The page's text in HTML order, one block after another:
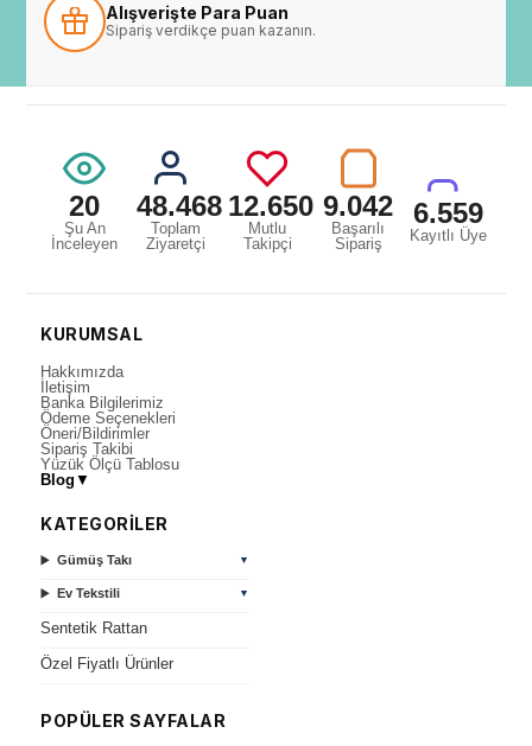
Alışverişte Para Puan
Sipariş verdikçe puan kazanın.
20
Şu An
İnceleyen
48.468
Toplam
Ziyaretçi
12.650
Mutlu
Takipçi
9.042
Başarılı
Sipariş
6.559
Kayıtlı Üye
KURUMSAL
Hakkımızda
İletişim
Banka Bilgilerimiz
Ödeme Seçenekleri
Öneri/Bildirimler
Sipariş Takibi
Yüzük Ölçü Tablosu
Blog ▼
KATEGORİLER
Gümüş Takı ▼
Ev Tekstili ▼
Sentetik Rattan
Özel Fiyatlı Ürünler
POPÜLER SAYFALAR